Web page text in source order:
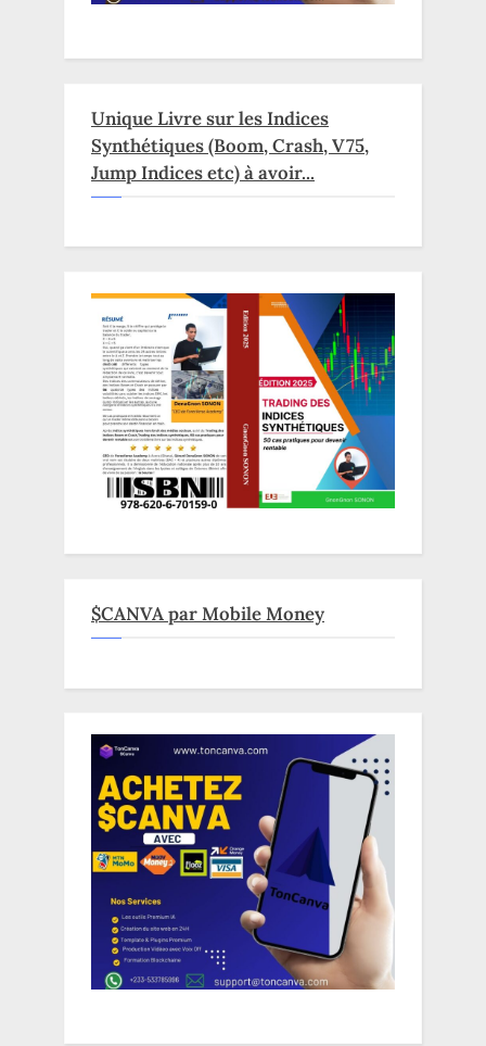
Unique Livre sur les Indices
Synthétiques (Boom, Crash, V75,
Jump Indices etc) à avoir...
$CANVA par Mobile Money